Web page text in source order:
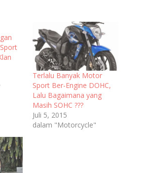
Terlalu Banyak Motor
Sport Ber-Engine DOHC,
Lalu Bagaimana yang
Masih SOHC ???
Juli 5, 2015
dalam "Motorcycle"